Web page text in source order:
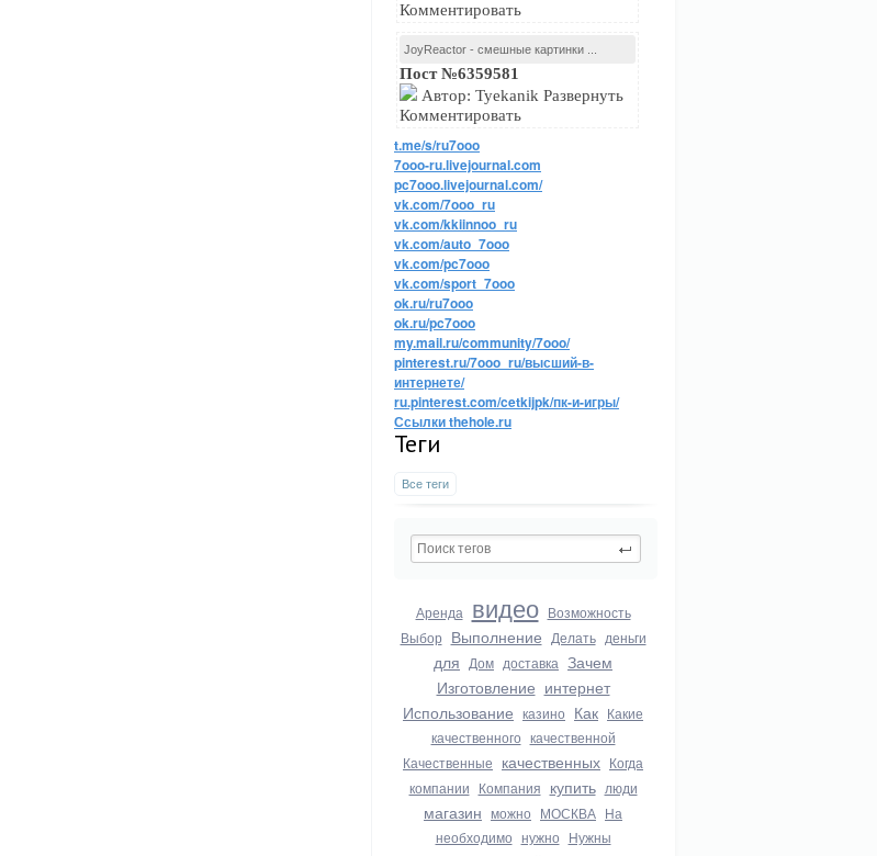
Комментировать
JoyReactor - смешные картинки ...
Пост №6359581
Автор: Tyekanik Развернуть
Комментировать
t.me/s/ru7ooo
7ooo-ru.livejournal.com
pc7ooo.livejournal.com/
vk.com/7ooo_ru
vk.com/kkiinnoo_ru
vk.com/auto_7ooo
vk.com/pc7ooo
vk.com/sport_7ooo
ok.ru/ru7ooo
ok.ru/pc7ooo
my.mail.ru/community/7ooo/
pinterest.ru/7ooo_ru/высший-в-
интернете/
ru.pinterest.com/cetkijpk/пк-и-игры/
Ссылки thehole.ru
Теги
Все теги
Аренда видео Возможность
Выбор Выполнение Делать деньги
для Дом доставка Зачем
Изготовление интернет
Использование казино Как Какие
качественного качественной
Качественные качественных Когда
компании Компания купить люди
магазин можно МОСКВА На
необходимо нужно Нужны